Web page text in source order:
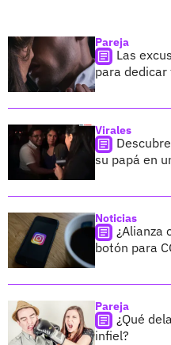
Pareja
Las
para dedicar
Virales
su papá en
Noticias
¿Alianza
botón para
Pareja
¿Qué
infiel?